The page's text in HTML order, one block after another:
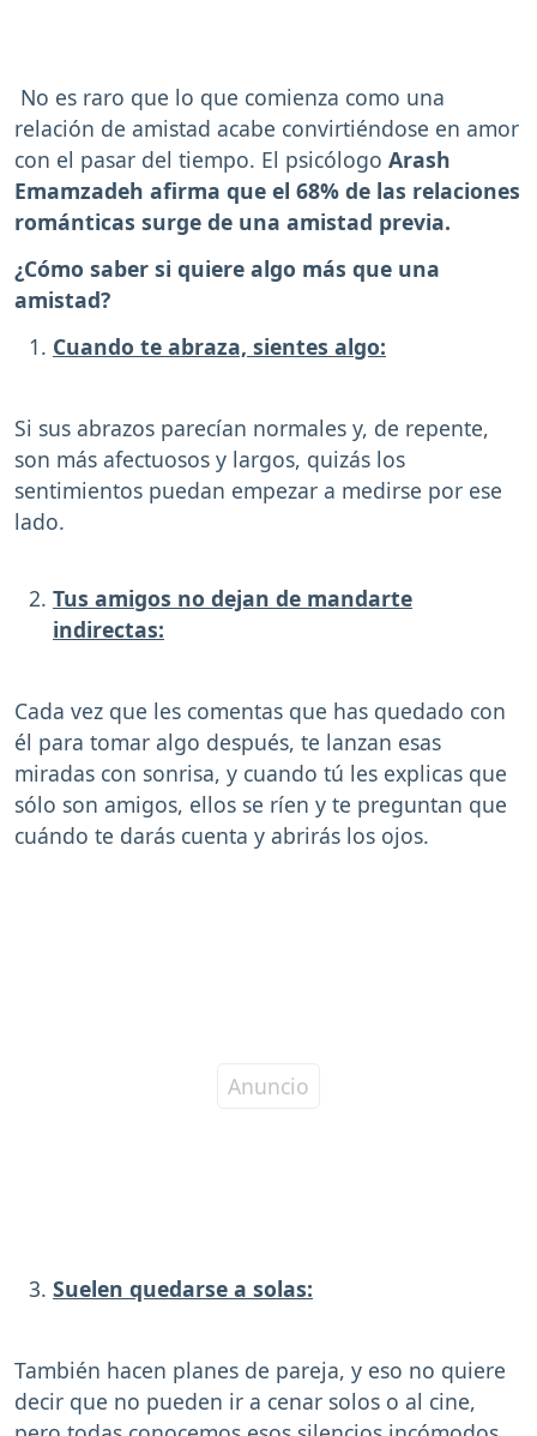
No es raro que lo que comienza como una
relación de amistad acabe convirtiéndose en amor
con el pasar del tiempo. El psicólogo Arash
Emamzadeh afirma que el 68% de las relaciones
románticas surge de una amistad previa.
¿Cómo saber si quiere algo más que una
amistad?
Cuando te abraza, sientes algo:
Si sus abrazos parecían normales y, de repente,
son más afectuosos y largos, quizás los
sentimientos puedan empezar a medirse por ese
lado.
Tus amigos no dejan de mandarte
indirectas:
Cada vez que les comentas que has quedado con
él para tomar algo después, te lanzan esas
miradas con sonrisa, y cuando tú les explicas que
sólo son amigos, ellos se ríen y te preguntan que
cuándo te darás cuenta y abrirás los ojos.
Suelen quedarse a solas:
También hacen planes de pareja, y eso no quiere
decir que no pueden ir a cenar solos o al cine,